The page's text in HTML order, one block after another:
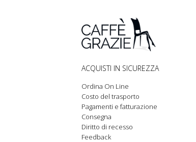
ACQUISTI IN SICUREZZA
Ordina On Line
Costo del trasporto
Pagamenti e fatturazione
Consegna
Diritto di recesso
Feedback